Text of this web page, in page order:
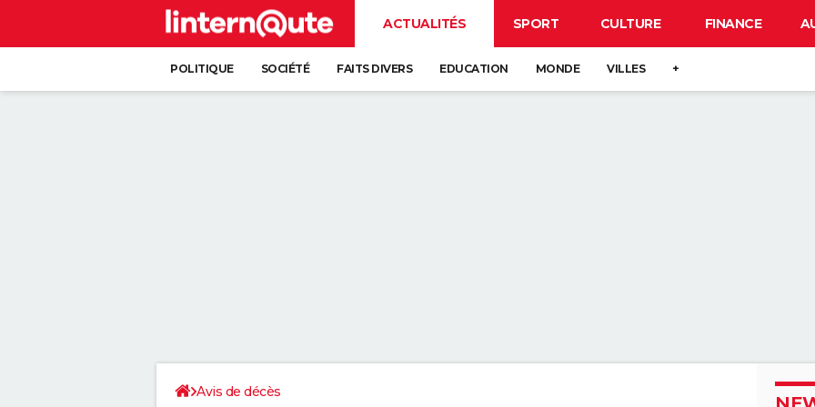
ACTUALITÉS SPORT CULTURE FINANCE
POLITIQUE SOCIÉTÉ FAITS DIVERS EDUCATION MONDE VILLES +
Avis de décès